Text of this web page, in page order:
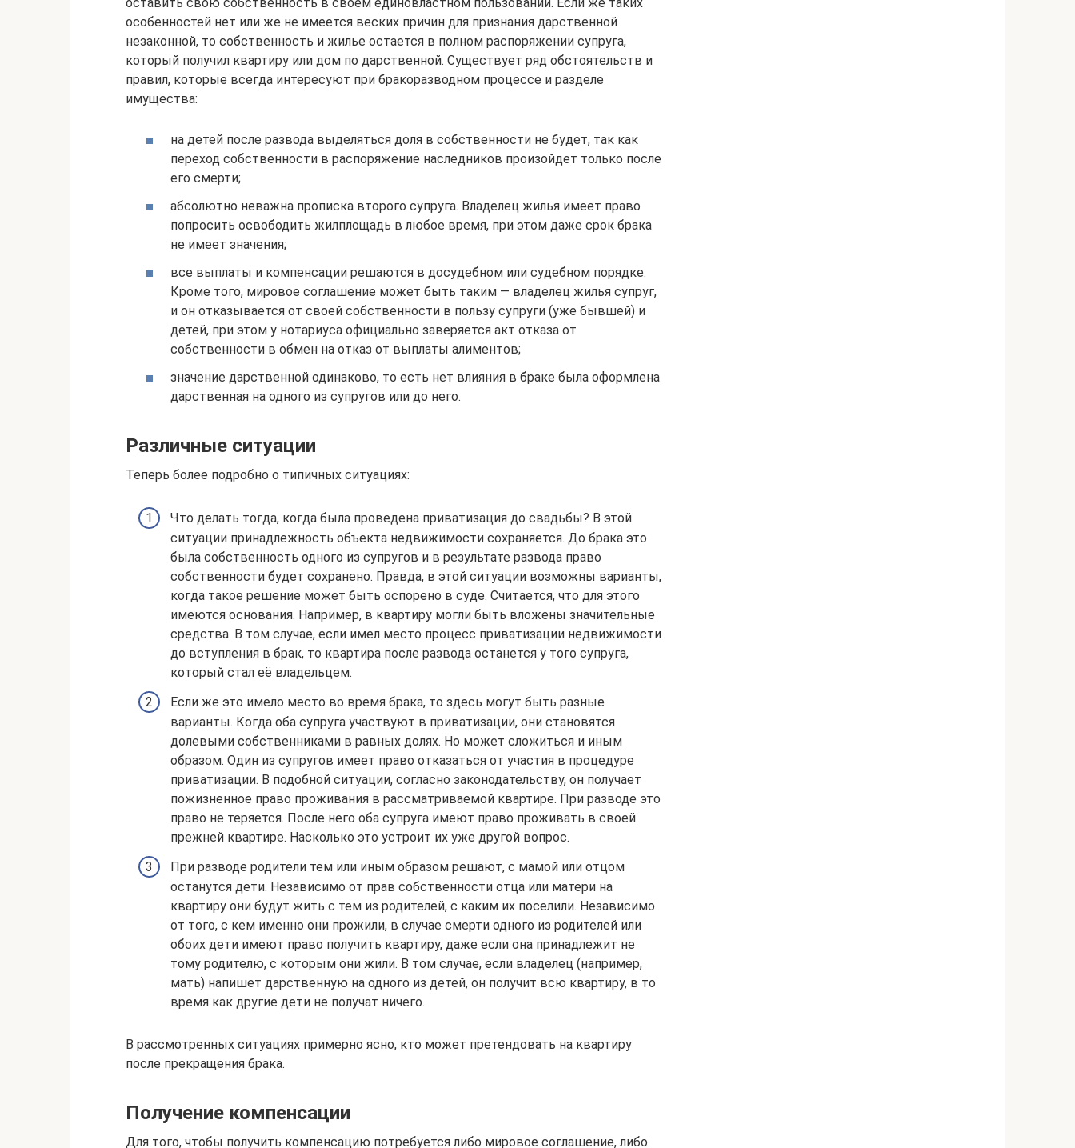
особенностей нет или же не имеется веских причин для признания дарственной
незаконной, то собственность и жилье остается в полном распоряжении супруга,
который получил квартиру или дом по дарственной. Существует ряд обстоятельств и
правил, которые всегда интересуют при бракоразводном процессе и разделе
имущества:
на детей после развода выделяться доля в собственности не будет, так как
переход собственности в распоряжение наследников произойдет только после
его смерти;
абсолютно неважна прописка второго супруга. Владелец жилья имеет право
попросить освободить жилплощадь в любое время, при этом даже срок брака
не имеет значения;
все выплаты и компенсации решаются в досудебном или судебном порядке.
Кроме того, мировое соглашение может быть таким — владелец жилья супруг,
и он отказывается от своей собственности в пользу супруги (уже бывшей) и
детей, при этом у нотариуса официально заверяется акт отказа от
собственности в обмен на отказ от выплаты алиментов;
значение дарственной одинаково, то есть нет влияния в браке была оформлена
дарственная на одного из супругов или до него.
Различные ситуации
Теперь более подробно о типичных ситуациях:
Что делать тогда, когда была проведена приватизация до свадьбы? В этой
ситуации принадлежность объекта недвижимости сохраняется. До брака это
была собственность одного из супругов и в результате развода право
собственности будет сохранено. Правда, в этой ситуации возможны варианты,
когда такое решение может быть оспорено в суде. Считается, что для этого
имеются основания. Например, в квартиру могли быть вложены значительные
средства. В том случае, если имел место процесс приватизации недвижимости
до вступления в брак, то квартира после развода останется у того супруга,
который стал её владельцем.
Если же это имело место во время брака, то здесь могут быть разные
варианты. Когда оба супруга участвуют в приватизации, они становятся
долевыми собственниками в равных долях. Но может сложиться и иным
образом. Один из супругов имеет право отказаться от участия в процедуре
приватизации. В подобной ситуации, согласно законодательству, он получает
пожизненное право проживания в рассматриваемой квартире. При разводе это
право не теряется. После него оба супруга имеют право проживать в своей
прежней квартире. Насколько это устроит их уже другой вопрос.
При разводе родители тем или иным образом решают, с мамой или отцом
останутся дети. Независимо от прав собственности отца или матери на
квартиру они будут жить с тем из родителей, с каким их поселили. Независимо
от того, с кем именно они прожили, в случае смерти одного из родителей или
обоих дети имеют право получить квартиру, даже если она принадлежит не
тому родителю, с которым они жили. В том случае, если владелец (например,
мать) напишет дарственную на одного из детей, он получит всю квартиру, в то
время как другие дети не получат ничего.
В рассмотренных ситуациях примерно ясно, кто может претендовать на квартиру
после прекращения брака.
Получение компенсации
Для того, чтобы получить компенсацию потребуется либо мировое соглашение, либо